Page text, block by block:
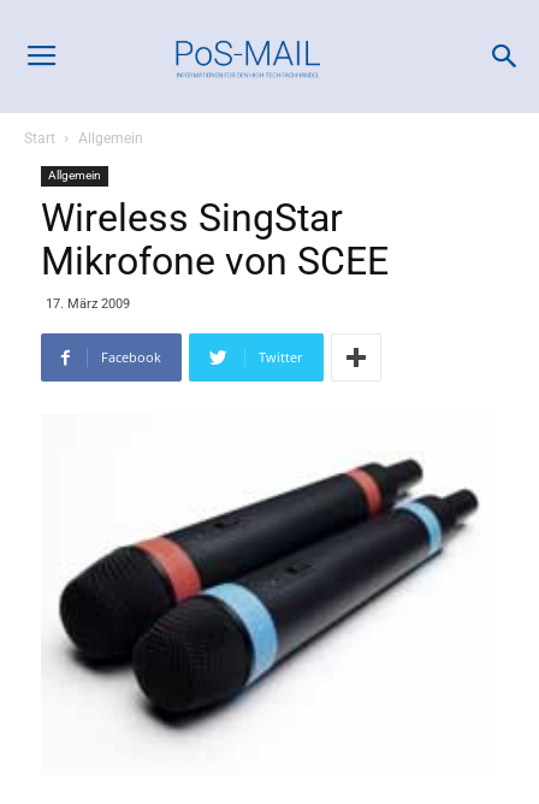
Start Allgemein
Allgemein
Wireless SingStar
Mikrofone von SCEE
17. März 2009
Facebook Twitter